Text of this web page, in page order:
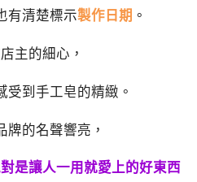
有清楚標示製作日期 。
主的細心，
受到手工皂的精緻。
牌的名聲響亮，
是讓人一用就愛上的好東西